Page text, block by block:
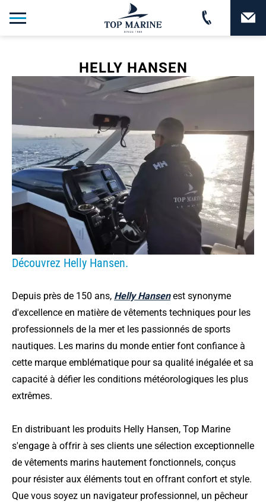
HELLY HANSEN
Découvrez Helly Hansen.
Depuis près de 150 ans, Helly Hansenest synonyme
d'excellence en matière de vêtements techniques pour les
professionnels de la mer et les passionnés de sports
nautiques. Les marins du monde entier font confiance à
cette marque emblématique pour sa qualité inégalée et sa
capacité à défier les conditions météorologiques les plus
extrêmes.
En distribuant les produits Helly Hansen, Top Marine
s'engage à offrir à ses clients une sélection exceptionnelle
de vêtements marins hautement fonctionnels, conçus
pour résister aux éléments tout en offrant confort et style.
Que vous soyez un navigateur professionnel, un pêcheur